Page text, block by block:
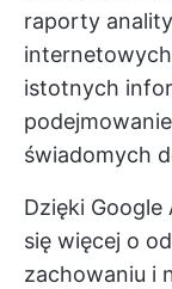
raporty
istotnych
świadomych
Dzięki
się więcej o
zachowaniu i